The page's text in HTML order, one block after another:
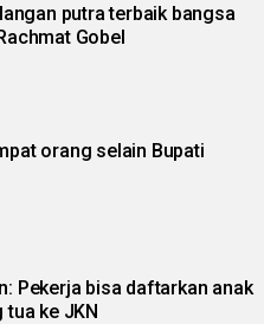
putra terbaik bangsa
Gobel
orang selain Bupati
Pekerja bisa daftarkan anak
tua ke JKN